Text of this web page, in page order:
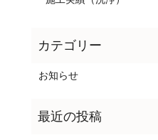
お知らせ